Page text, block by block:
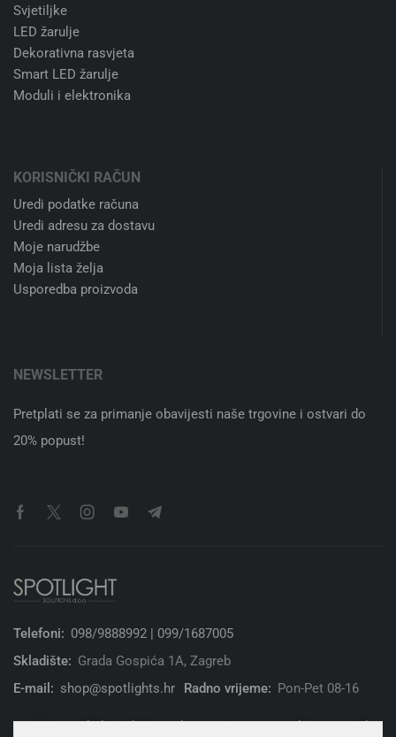
Svjetiljke
LED žarulje
Dekorativna rasvjeta
Smart LED žarulje
Moduli i elektronika
KORISNIČKI RAČUN
Uredi podatke računa
Uredi adresu za dostavu
Moje narudžbe
Moja lista želja
Usporedba proizvoda
NEWSLETTER
Pretplati se za primanje obavijesti naše trgovine i ostvari do
20% popust!
Telefoni: 098/9888992 | 099/1687005
Skladište: Grada Gospića 1A, Zagreb
E-mail: shop@spotlights.hr Radno vrijeme: Pon-Pet 08-16
© 2026 Spotlight Solutions d.o.o. | Sva prava zadržana. | Web